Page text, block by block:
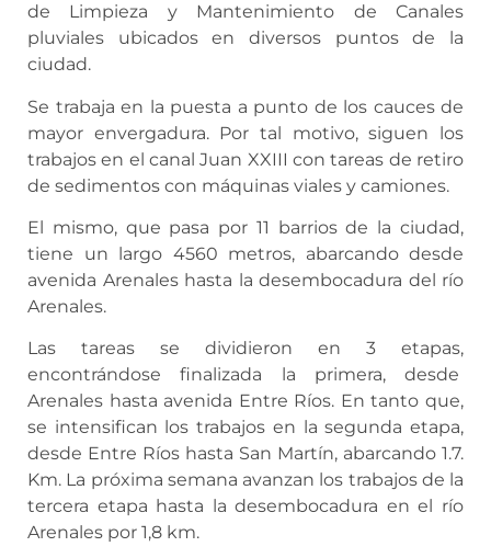
de Limpieza y Mantenimiento de Canales
pluviales ubicados en diversos puntos de la
ciudad.
Se trabaja en la puesta a punto de los cauces de
mayor envergadura. Por tal motivo, siguen los
trabajos en el canal Juan XXIII con tareas de retiro
de sedimentos con máquinas viales y camiones.
El mismo, que pasa por 11 barrios de la ciudad,
tiene un largo 4560 metros, abarcando desde
avenida Arenales hasta la desembocadura del río
Arenales.
Las tareas se dividieron en 3 etapas,
encontrándose finalizada la primera, desde
Arenales hasta avenida Entre Ríos. En tanto que,
se intensifican los trabajos en la segunda etapa,
desde Entre Ríos hasta San Martín, abarcando 1.7.
Km. La próxima semana avanzan los trabajos de la
tercera etapa hasta la desembocadura en el río
Arenales por 1,8 km.